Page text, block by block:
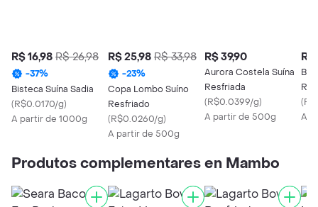
R$ 16,98 R$ 26,98
-37%
Bisteca Suína Sadia
(R$0.0170/g)
A partir de 1000g
R$ 25,98 R$ 33,98
-23%
Copa Lombo Suíno
Resfriado
(R$0.0260/g)
A partir de 500g
R$ 39,90
Aurora Costela Suína
Resfriada
(R$0.0399/g)
A partir de 500g
R$
(
Produtos complementares en Mambo